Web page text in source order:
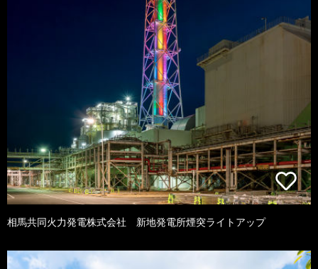
相馬共同火力発電株式会社 新地発電所煙突ライトアップ